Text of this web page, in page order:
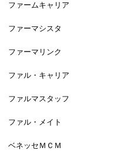
ファームキャリア
ファーマシスタ
ファーマリンク
ファル・キャリア
ファルマスタッフ
ファル・メイト
ベネッセＭＣＭ